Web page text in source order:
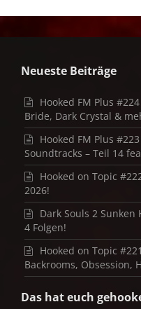
Neueste Beiträge
Hooked FM Plus
Bride, Dark Crystal &
Hooked FM Plus
Soundtracks – Teil 14
Hooked on Topic
2026!
Dark Souls 2 Sunken
4 Folgen!
Hooked on Topic
Backrooms, Obsession,
Das hat euch